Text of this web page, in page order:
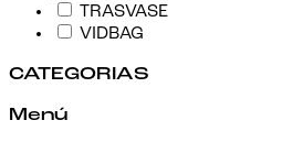
TRASVASE
VIDBAG
CATEGORIAS
Menú